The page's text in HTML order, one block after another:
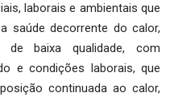
laborais e ambientais que
saúde decorrente do calor,
de baixa qualidade, com
e condições laborais, que
continuada ao calor,